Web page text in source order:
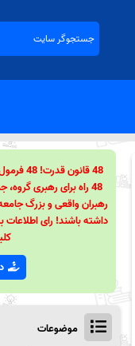
48
رهبران واقعی و بزرگ
داشته باشند! رای اطلاعات
موضوعات